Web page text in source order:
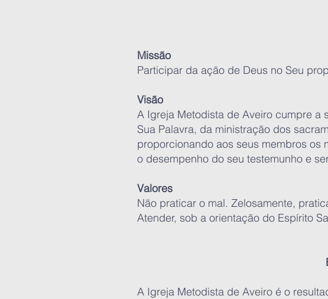
Missão
Participar da ação de Deus no Seu
Visão
A Igreja Metodista de Aveiro cumpre a
Sua Palavra, da ministração dos
proporcionando aos seus membros
o desempenho do seu testemunho e
Valores
Não praticar o mal. Zelosamente,
Atender, sob a orientação do Espírito
A Igreja Metodista de Aveiro é o